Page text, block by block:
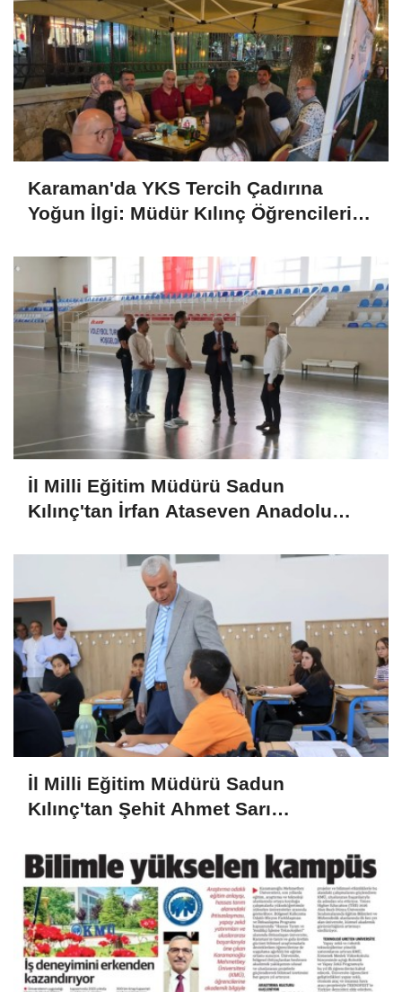
Karaman'da YKS Tercih Çadırına
Yoğun İlgi: Müdür Kılınç Öğrencileri
İl Milli Eğitim Müdürü Sadun
Kılınç'tan İrfan Ataseven Anadolu
İl Milli Eğitim Müdürü Sadun
Kılınç'tan Şehit Ahmet Sarı